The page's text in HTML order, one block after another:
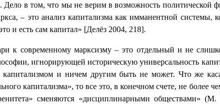
в том, что мы не верим в возможность политической
– это анализ капитализма как имманентной системы,
и есть сам капитал» [Делёз 2004, 218].
к современному марксизму – это отдельный и не
игнорирующей историческую универсальность
и ничем другим быть не может. Что же
капитализма», то все это, в конечном счете, не более
сменяются «дисциплинарными обществами»